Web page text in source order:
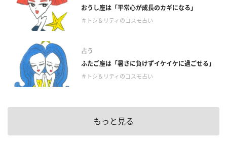
おうし座は「平常心が成長のカギになる」
＃トシ＆リティのコスモ占い
占う
ふたご座は「暑さに負けずイケイケに過ごせる」
＃トシ＆リティのコスモ占い
もっと見る